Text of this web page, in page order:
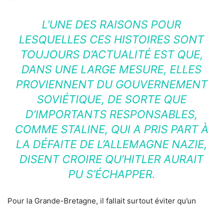
L’UNE DES RAISONS POUR
LESQUELLES CES HISTOIRES SONT
TOUJOURS D’ACTUALITÉ EST QUE,
DANS UNE LARGE MESURE, ELLES
PROVIENNENT DU GOUVERNEMENT
SOVIÉTIQUE, DE SORTE QUE
D’IMPORTANTS RESPONSABLES,
COMME STALINE, QUI A PRIS PART À
LA DÉFAITE DE L’ALLEMAGNE NAZIE,
DISENT CROIRE QU’HITLER AURAIT
PU S’ÉCHAPPER.
Pour la Grande-Bretagne, il fallait surtout éviter qu’un